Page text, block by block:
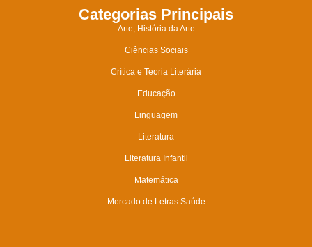
Categorias Principais
Arte, História da Arte
Ciências Sociais
Crítica e Teoria Literária
Educação
Linguagem
Literatura
Literatura Infantil
Matemática
Mercado de Letras Saúde